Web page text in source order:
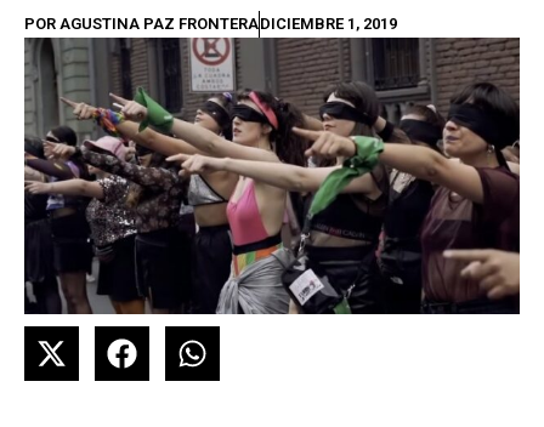
POR AGUSTINA PAZ FRONTERADICIEMBRE 1, 2019